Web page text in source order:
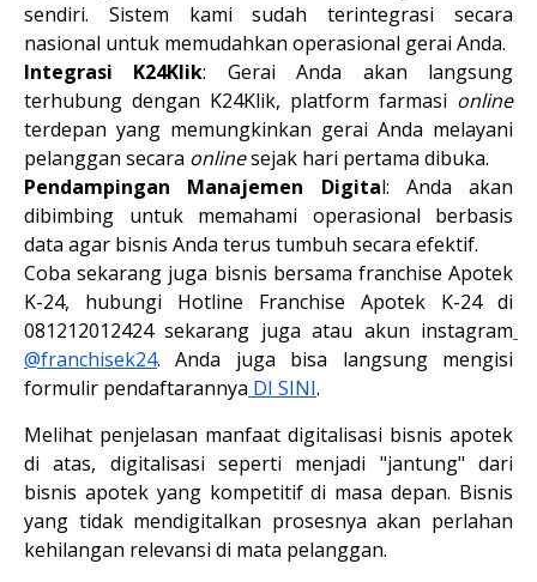
sendiri. Sistem kami sudah terintegrasi secara
nasional untuk memudahkan operasional gerai Anda.
Integrasi K24Klik: Gerai Anda akan langsung
terhubung dengan K24Klik, platform farmasi online
terdepan yang memungkinkan gerai Anda melayani
pelanggan secara online sejak hari pertama dibuka.
Pendampingan Manajemen Digital: Anda akan
dibimbing untuk memahami operasional berbasis
data agar bisnis Anda terus tumbuh secara efektif.
Coba sekarang juga bisnis bersama franchise Apotek
K-24, hubungi Hotline Franchise Apotek K-24 di
081212012424 sekarang juga atau akun instagram
@franchisek24. Anda juga bisa langsung mengisi
formulir pendaftarannya DI SINI.
Melihat penjelasan manfaat digitalisasi bisnis apotek
di atas, digitalisasi seperti menjadi "jantung" dari
bisnis apotek yang kompetitif di masa depan. Bisnis
yang tidak mendigitalkan prosesnya akan perlahan
kehilangan relevansi di mata pelanggan.